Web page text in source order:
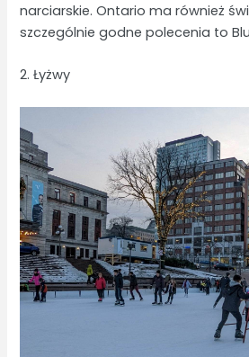
narciarskie. Ontario ma również
szczególnie godne polecenia to
2. Łyżwy